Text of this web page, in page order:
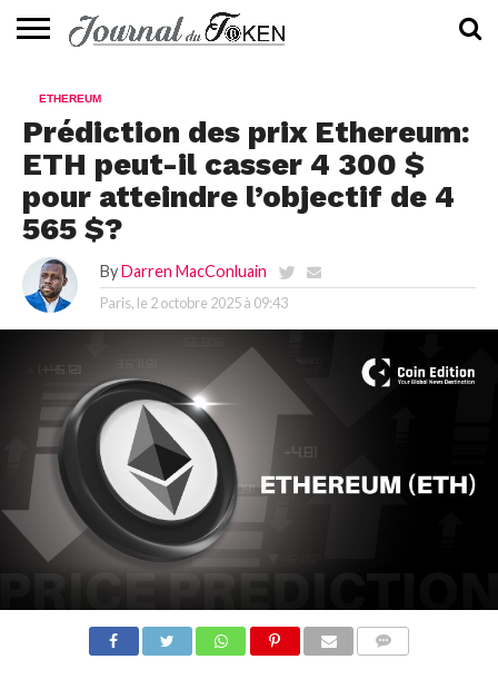
📰
EVALUATION
GUIDE
TENDANCES
À
CONTACTEZ-
ETHEREUM
Prédiction des prix Ethereum:
ETH peut-il casser 4 300 $
pour atteindre l’objectif de 4
565 $?
By Darren MacConluain
Paris, le 2 octobre 2025 à 09:43